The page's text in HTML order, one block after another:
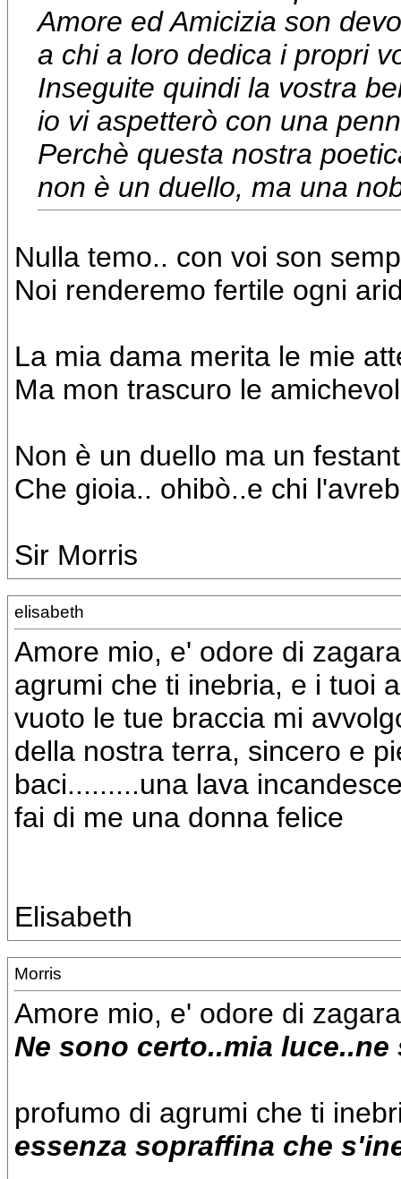
Amore ed Amicizia son
a chi a loro dedica i propri
Inseguite quindi la vostra
io vi aspetterò con una
Perchè questa nostra
non è un duello, ma una
Nulla temo.. con voi son
Noi renderemo fertile ogni
La mia dama merita le mie
Ma mon trascuro le
Non è un duello ma un
Che gioia.. ohibò..e chi
Sir Morris
elisabeth
Amore mio, e' odore di
agrumi che ti inebria, e i tuoi
vuoto le tue braccia mi
della nostra terra, sincero e
baci.........una lava
fai di me una donna felice
Elisabeth
Morris
Amore mio, e' odore di
Ne sono certo..mia
profumo di agrumi che ti
essenza sopraffina che